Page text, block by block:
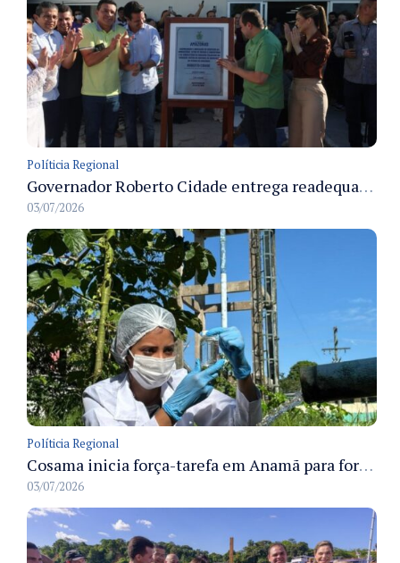
Políticia Regional
Governador Roberto Cidade entrega readequação do ambulatório da FCecon e amplia capacidade de atendimento oncológico em Manaus
03/07/2026
Políticia Regional
Cosama inicia força-tarefa em Anamã para fortalecer abastecimento de água e segurança hídrica da população
03/07/2026